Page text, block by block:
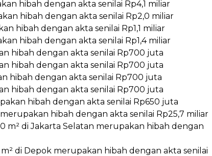
hibah dengan akta senilai Rp4,1 miliar
hibah dengan akta senilai Rp2,0 miliar
hibah dengan akta senilai Rp1,1 miliar
hibah dengan akta senilai Rp1,4 miliar
hibah dengan akta senilai Rp700 juta
hibah dengan akta senilai Rp700 juta
hibah dengan akta senilai Rp700 juta
hibah dengan akta senilai Rp700 juta
hibah dengan akta senilai Rp650 juta
hibah dengan akta senilai Rp25,7 miliar
m² di Jakarta Selatan merupakan hibah dengan
di Depok merupakan hibah dengan akta senilai